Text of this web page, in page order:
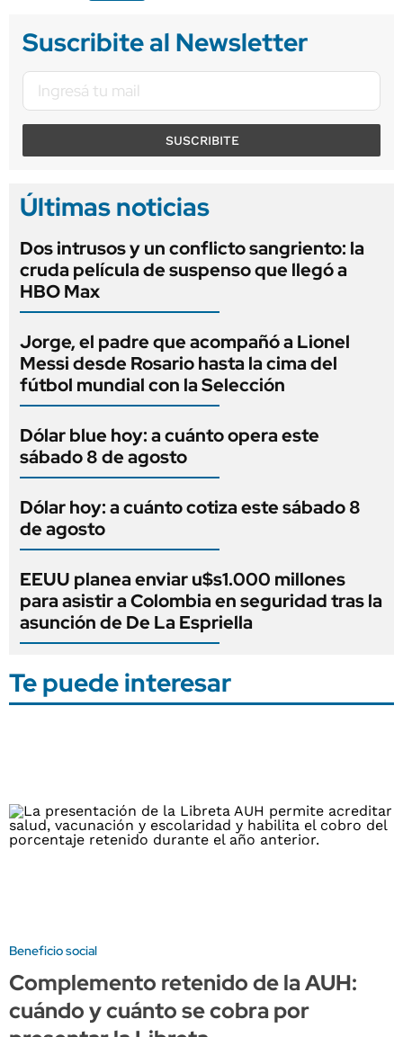
Suscribite al Newsletter
SUSCRIBITE
Últimas noticias
Dos intrusos y un conflicto sangriento: la
cruda película de suspenso que llegó a
HBO Max
Jorge, el padre que acompañó a Lionel
Messi desde Rosario hasta la cima del
fútbol mundial con la Selección
Dólar blue hoy: a cuánto opera este
sábado 8 de agosto
Dólar hoy: a cuánto cotiza este sábado 8
de agosto
EEUU planea enviar u$s1.000 millones
para asistir a Colombia en seguridad tras la
asunción de De La Espriella
Te puede interesar
Beneficio social
Complemento retenido de la AUH:
cuándo y cuánto se cobra por